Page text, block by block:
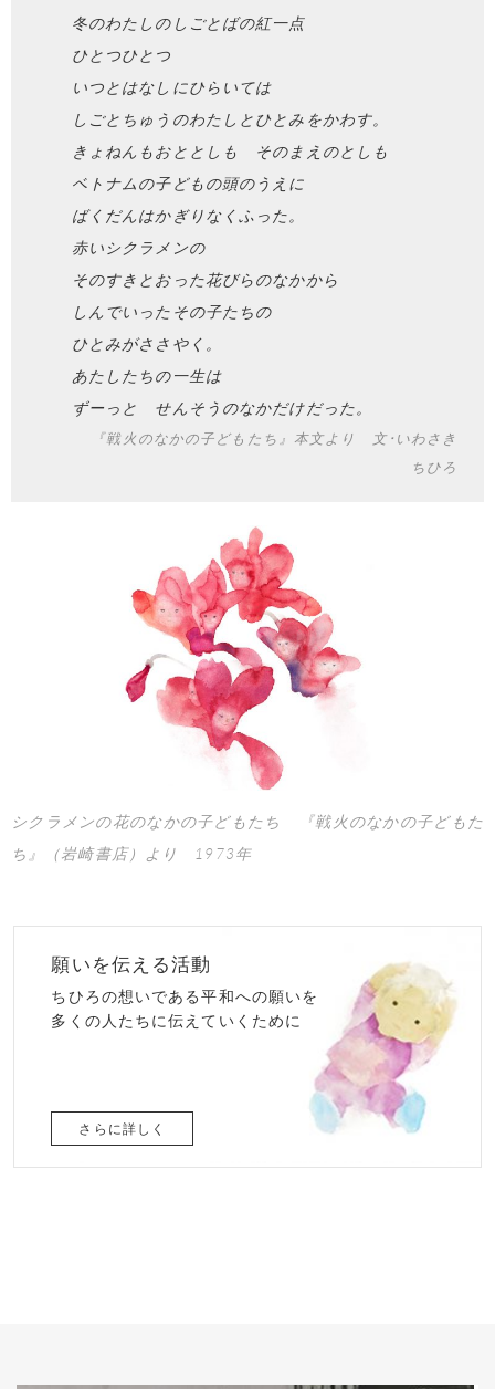
冬のわたしのしごとばの紅一点
ひとつひとつ
いつとはなしにひらいては
しごとちゅうのわたしとひとみをかわす。
きょねんもおととしも そのまえのとしも
ベトナムの子どもの頭のうえに
ばくだんはかぎりなくふった。
赤いシクラメンの
そのすきとおった花びらのなかから
しんでいったその子たちの
ひとみがささやく。
あたしたちの一生は
ずーっと せんそうのなかだけだった。
『戦火のなかの子どもたち』本文より 文･いわさき
ちひろ
シクラメンの花のなかの子どもたち 『戦火のなかの子どもた
ち』（岩崎書店）より 1973年
願いを伝える活動
ちひろの想いである平和への願いを
多くの人たちに伝えていくために
さらに詳しく